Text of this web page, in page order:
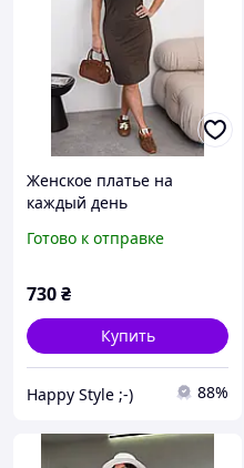
Женское платье на
каждый день
Готово к отправке
730₴
Купить
Happy Style ;-) 88%